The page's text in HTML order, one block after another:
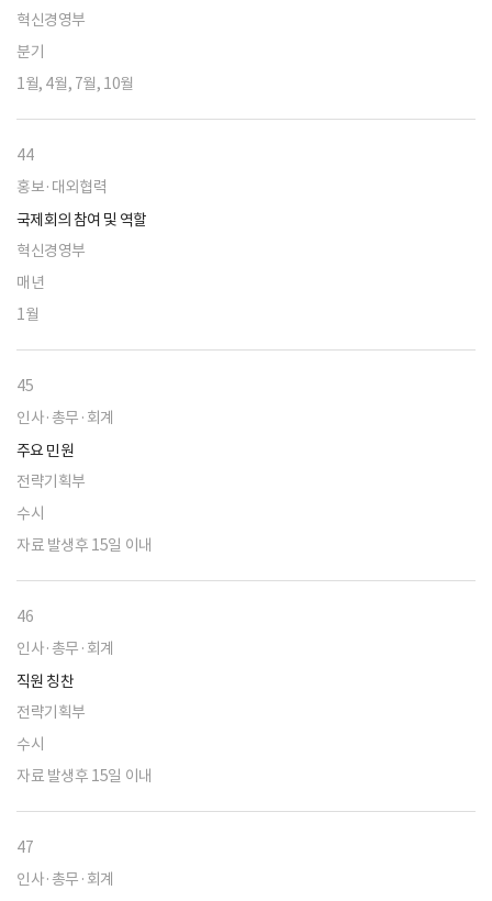
혁신경영부
분기
1월, 4월, 7월, 10월
44
홍보·대외협력
국제회의 참여 및 역할
혁신경영부
매년
1월
45
인사·총무·회계
주요 민원
전략기획부
수시
자료 발생후 15일 이내
46
인사·총무·회계
직원 칭찬
전략기획부
수시
자료 발생후 15일 이내
47
인사·총무·회계